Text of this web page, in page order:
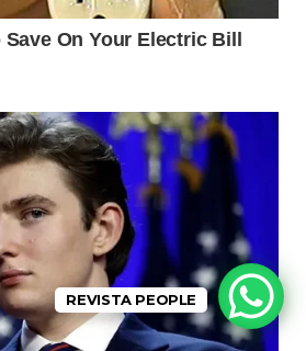
REVISTA PEOPLE